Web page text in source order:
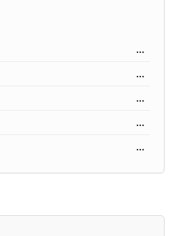
...
...
...
...
...